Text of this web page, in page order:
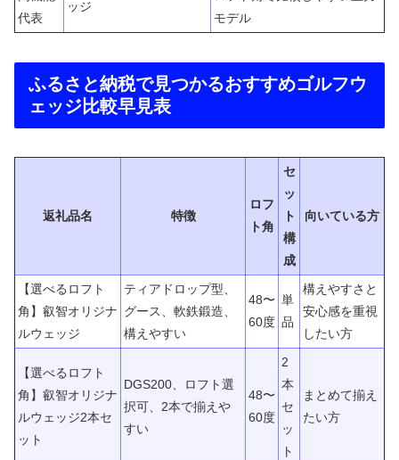
代表
ッジ
モデル
ふるさと納税で見つかるおすすめゴルフウ
ェッジ比較早見表
返礼品名 特徴
ロフ
ト角
セ
ッ
ト
構
成
向いている方
【選べるロフト
角】叡智オリジナ
ルウェッジ
ティアドロップ型、
グース、軟鉄鍛造、
構えやすい
48〜
60度
単
品
構えやすさと
安心感を重視
したい方
【選べるロフト
角】叡智オリジナ
ルウェッジ2本セ
ット
DGS200、ロフト選
択可、2本で揃えや
すい
48〜
60度
2
本
セ
ッ
ト
まとめて揃え
たい方